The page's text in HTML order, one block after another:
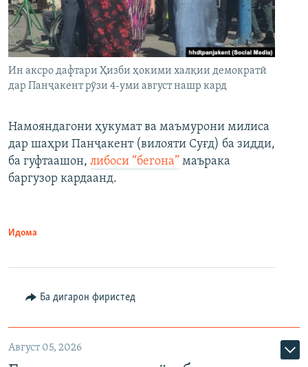
Ин аксро дафтари Ҳизби ҳокими халқии демократӣ
дар Панҷакент рӯзи 4-уми август нашр кард
Намояндагони ҳукумат ва маъмурони милиса
дар шаҳри Панҷакент (вилояти Суғд) ба зидди,
ба гуфтаашон, либоси “бегона” маърака
баргузор кардаанд.
Идома
Ба дигарон фиристед
Август 05, 2026